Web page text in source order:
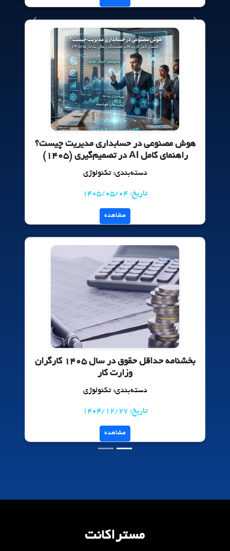
هوش مصنوعی در حسابداری مدیریت چیست؟
راهنمای کامل AI در تصمیم‌گیری (۱۴۰۵)
دسته‌بندی: تکنولوژی
تاریخ: 1405/05/04
مشاهده
بخشنامه حداقل حقوق در سال ۱۴۰۵ کارگران
وزارت کار
دسته‌بندی: تکنولوژی
تاریخ: 1404/12/27
مشاهده
مستراکانت